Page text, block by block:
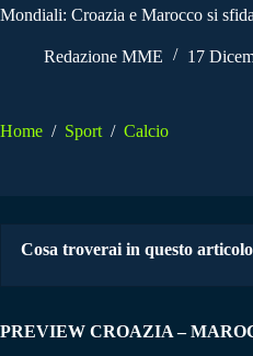
Mondiali: Croazia e Marocco si
Redazione MME 17
Home / Sport / Calcio
Cosa troverai in questo
PREVIEW CROAZIA –